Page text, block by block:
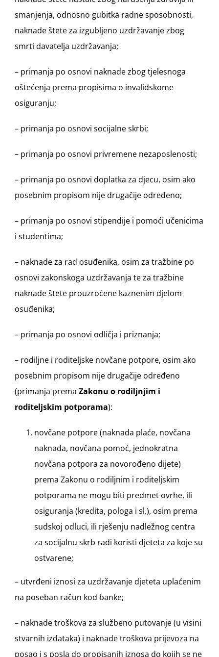
smanjenja, odnosno gubitka radne sposobnosti,
naknade štete za izgubljeno uzdržavanje zbog
smrti davatelja uzdržavanja;
– primanja po osnovi naknade zbog tjelesnoga
oštećenja prema propisima o invalidskome
osiguranju;
– primanja po osnovi socijalne skrbi;
– primanja po osnovi privremene nezaposlenosti;
– primanja po osnovi doplatka za djecu, osim ako
posebnim propisom nije drugačije određeno;
– primanja po osnovi stipendije i pomoći učenicima
i studentima;
– naknade za rad osuđenika, osim za tražbine po
osnovi zakonskoga uzdržavanja te za tražbine
naknade štete prouzročene kaznenim djelom
osuđenika;
– primanja po osnovi odličja i priznanja;
– rodiljne i roditeljske novčane potpore, osim ako
posebnim propisom nije drugačije određeno
(primanja prema Zakonu o rodiljnjim i
roditeljskim potporama):
novčane potpore (naknada plaće, novčana
naknada, novčana pomoć, jednokratna
novčana potpora za novorođeno dijete)
prema Zakonu o rodiljnim i roditeljskim
potporama ne mogu biti predmet ovrhe, ili
osiguranja (kredita, pologa i sl.), osim prema
sudskoj odluci, ili rješenju nadležnog centra
za socijalnu skrb radi koristi djeteta za koje su
ostvarene;
– utvrđeni iznosi za uzdržavanje djeteta uplaćenim
na poseban račun kod banke;
– naknade troškova za službeno putovanje (u visini
stvarnih izdataka) i naknade troškova prijevoza na
posao i s posla do propisanih iznosa do kojih se ne